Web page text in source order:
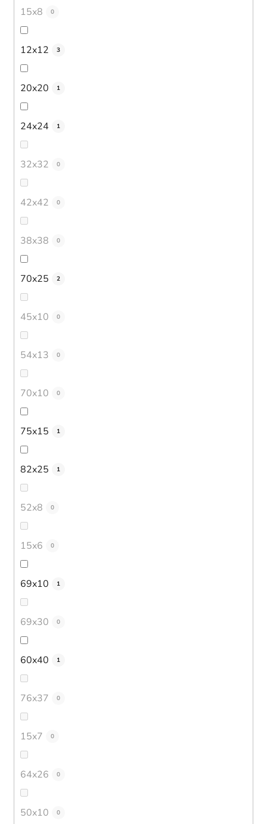
15x8 0
12x12 3
20x20 1
24x24 1
32x32 0
42x42 0
38x38 0
70x25 2
45x10 0
54x13 0
70x10 0
75x15 1
82x25 1
52x8 0
15x6 0
69x10 1
69x30 0
60x40 1
76x37 0
15x7 0
64x26 0
50x10 0